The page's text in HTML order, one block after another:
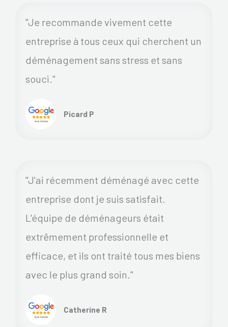
"Je recommande vivement cette
entreprise à tous ceux qui cherchent un
déménagement sans stress et sans
souci."
Picard P
"J'ai récemment déménagé avec cette
entreprise dont je suis satisfait.
L'équipe de déménageurs était
extrêmement professionnelle et
efficace, et ils ont traité tous mes biens
avec le plus grand soin."
Catherine R